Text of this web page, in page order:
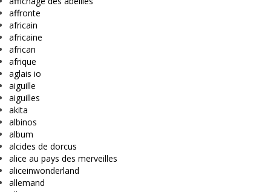
affronte
africain
africaine
african
afrique
aglais io
aiguille
aiguilles
akita
albinos
album
alcides de dorcus
alice au pays des merveilles
aliceinwonderland
allemand